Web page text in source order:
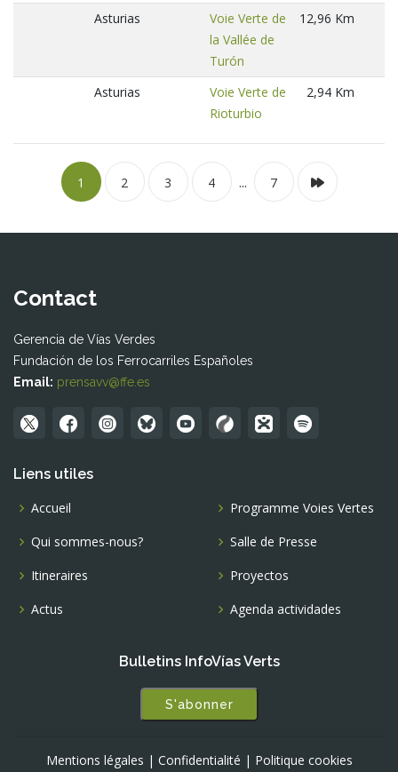
Asturias
Voie Verte de
la Vallée de
Turón
12,96 Km
Asturias
Voie Verte de
Rioturbio
2,94 Km
1 2 3 4 ... 7
Contact
Gerencia de Vías Verdes
Fundación de los Ferrocarriles Españoles
Email: prensavv@ffe.es
Liens utiles
Accueil
Qui sommes-nous?
Itineraires
Actus
Programme Voies Vertes
Salle de Presse
Proyectos
Agenda actividades
Bulletins InfoVías Verts
S'abonner
Mentions légales | Confidentialité | Politique cookies